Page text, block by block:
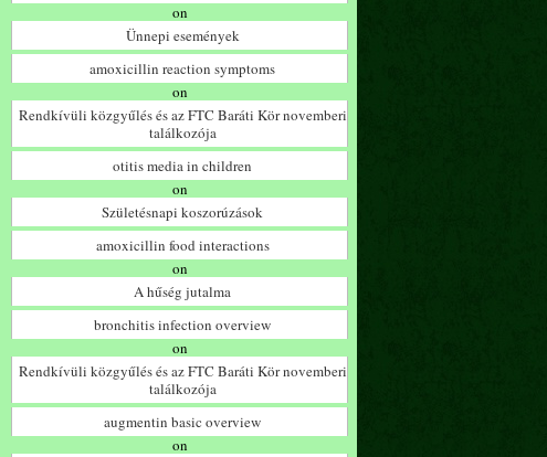
on
Ünnepi események
amoxicillin reaction symptoms
on
Rendkívüli közgyűlés és az FTC Baráti Kör novemberi
találkozója
otitis media in children
on
Születésnapi koszorúzások
amoxicillin food interactions
on
A hűség jutalma
bronchitis infection overview
on
Rendkívüli közgyűlés és az FTC Baráti Kör novemberi
találkozója
augmentin basic overview
on